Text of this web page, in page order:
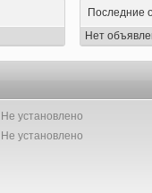
Последние
Нет
Не установлено
Не установлено